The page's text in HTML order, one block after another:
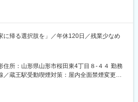
いただきます。社内の合格率は90％となって
会社が全面的にサポートします。
定める業務
供給：当社は1957年の創立以来、医薬品の
。医薬品の供給に心を込めて取り組んでいま
ライベートのバランスを大切にしています。
定める業務
帰る選択肢を」／年休120日／残業少なめ
利用者様への訪問看護をお任せいたします。
4～5件/日、90件/月（定期の申し送り：な
書類の作成：電子カルテ使用
住所：山形県山形市桜田東4丁目８-４４ 勤務
／蔵王駅受動喫煙対策：屋内全面禁煙変更の
事業所